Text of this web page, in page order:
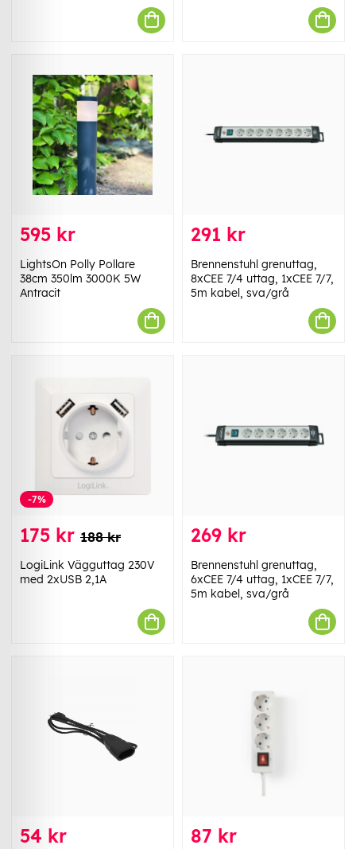
595 kr
LightsOn Polly Pollare
38cm 350lm 3000K 5W
Antracit
291 kr
Brennenstuhl grenuttag,
8xCEE 7/4 uttag, 1xCEE 7/7,
5m kabel, sva/grå
-7%
175 kr 188 kr
LogiLink Vägguttag 230V
med 2xUSB 2,1A
269 kr
Brennenstuhl grenuttag,
6xCEE 7/4 uttag, 1xCEE 7/7,
5m kabel, sva/grå
54 kr 87 kr